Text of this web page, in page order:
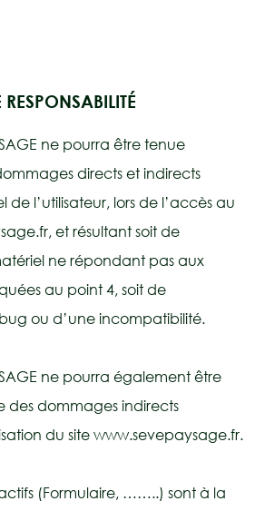
ne pourra être tenue
directs et indirects
de l’utilisateur, lors de l’accès au
et résultant soit de
ne répondant pas aux
au point 4, soit de
ou d’une incompatibilité.
ne pourra également être
des dommages indirects
du site www.sevepaysage.fr.
(Formulaire, ……..) sont à la